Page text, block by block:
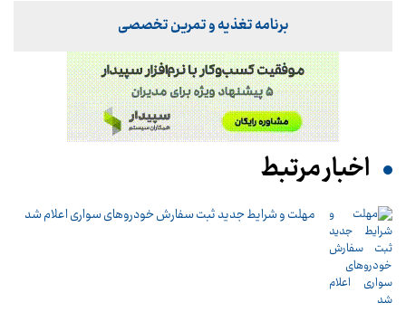
برنامه تغذیه و تمرین تخصصی
اخبار مرتبط
مهلت و شرایط جدید ثبت سفارش خودروهای سواری اعلام شد